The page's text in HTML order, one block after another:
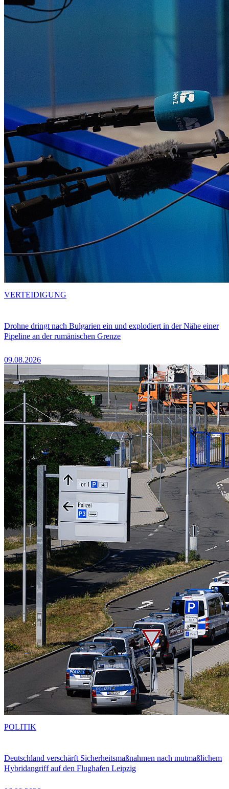
Drohne dringt nach Bulgarien ein und explodiert in der Nähe einer
Pipeline an der rumänischen Grenze
09.08.2026
VERTEIDIGUNG
Deutschland verschärft Sicherheitsmaßnahmen nach mutmaßlichem
Hybridangriff auf den Flughafen Leipzig
POLITIK